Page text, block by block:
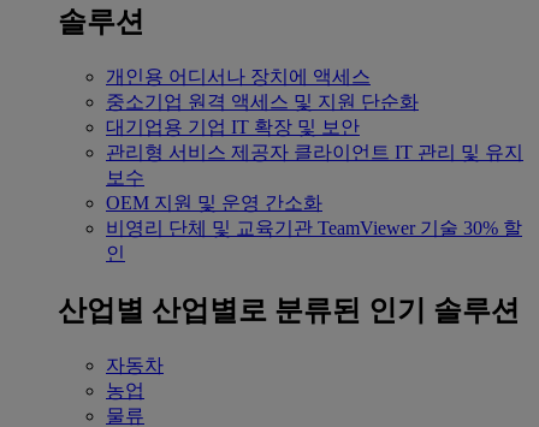
솔루션
개인용 어디서나 장치에 액세스
중소기업 원격 액세스 및 지원 단순화
대기업용 기업 IT 확장 및 보안
관리형 서비스 제공자 클라이언트 IT 관리 및 유지
보수
OEM 지원 및 운영 간소화
비영리 단체 및 교육기관 TeamViewer 기술 30% 할
인
산업별 산업별로 분류된 인기 솔루션
자동차
농업
물류